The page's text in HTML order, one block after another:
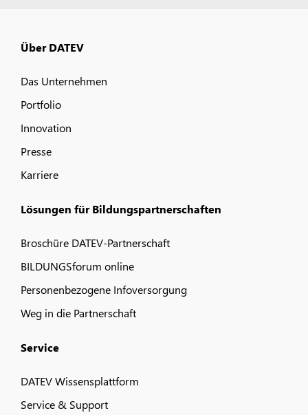
Über DATEV
Das Unternehmen
Portfolio
Innovation
Presse
Karriere
Lösungen für Bildungspartnerschaften
Broschüre DATEV-Partnerschaft
BILDUNGSforum online
Personenbezogene Infoversorgung
Weg in die Partnerschaft
Service
DATEV Wissensplattform
Service & Support